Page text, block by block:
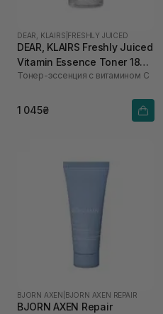
DEAR, KLAIRS FRESHLY JUICED
DEAR, KLAIRS Freshly Juiced
Vitamin Essence Toner 180
мл
Тонер-эссенция с витамином C
1 045₴
BJORN AXEN BJORN AXEN REPAIR
BJORN AXEN Repair